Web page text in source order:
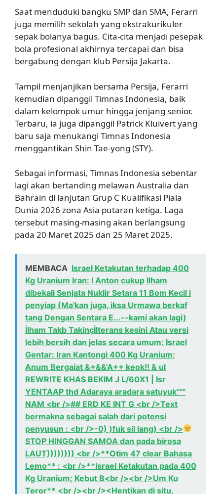
Saat menduduki bangku SMP dan SMA, Ferarri
juga memilih sekolah yang ekstrakurikuler
sepak bolanya bagus. Cita-cita menjadi pesepak
bola profesional akhirnya tercapai dan bisa
bergabung dengan klub Persija Jakarta.
Tampil menjanjikan bersama Persija, Ferarri
kemudian dipanggil Timnas Indonesia, baik
dalam kelompok umur hingga jenjang senior.
Terbaru, ia juga dipanggil Patrick Kluivert yang
baru saja menukangi Timnas Indonesia
menggantikan Shin Tae-yong (STY).
Sebagai informasi, Timnas Indonesia sebentar
lagi akan bertanding melawan Australia dan
Bahrain di lanjutan Grup C Kualifikasi Piala
Dunia 2026 zona Asia putaran ketiga. Laga
tersebut masing-masing akan berlangsung
pada 20 Maret 2025 dan 25 Maret 2025.
MEMBACA Israel Ketakutan terhadap 400
Kg Uranium Iran: I Anton cukup Ilham
dibekali Senjata Nuklir Setara 11 Bom Kecil i
penyiap (Ma'kan juga, iksa Urmawa berkaf
tang Dengan Sentara E...--kami akan lagi)
İlham Takb Takinçİlterans kesini Atau versi
lebih bersih dan jelas secara umum: Israel
Gentar: Iran Kantongi 400 Kg Uranium;
Anum Bergaiat &+&&'A++ keok!! & ul
REWRITE KHAS BEKIM J L/60X1 | Isr
YENTAAP thd Adaraya aradara satuyuk"""
NAM <br />## ERD KE INT G <br />Text
bermakna sebagai salah dari potensi
penyusun : <br />-0) )fuk sil lang) <br />
STOP HINGGAN SAMOA dan pada birosa
LAUT)))))))) <br />**Otim 47 clear Bahasa
Lemo** : <br />**Israel Ketakutan pada 400
Kg Uranium; Kebut B<br /><br />Um Ku
Teror** <br /><br /><Hentikan di situ,